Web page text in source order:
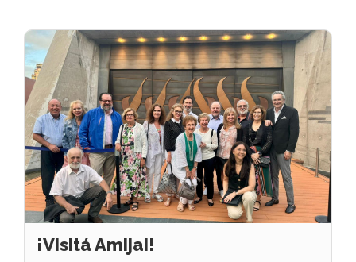
¡Visitá Amijai!